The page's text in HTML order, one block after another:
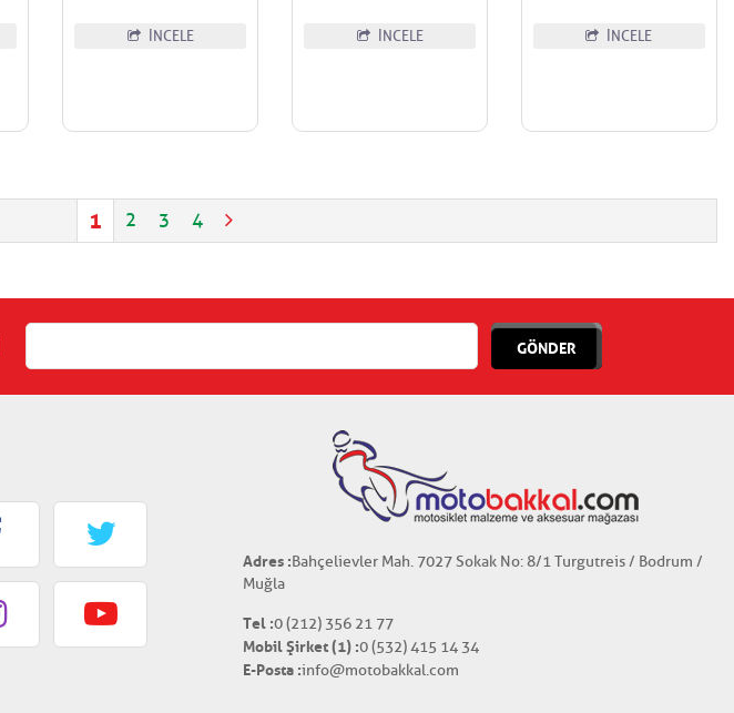
İNCELE İNCELE İNCELE
1 2 3 4
GÖNDER
Adres :Bahçelievler Mah. 7027 Sokak No: 8/1 Turgutreis / Bodrum /
Muğla
Tel :0 (212) 356 21 77
Mobil Şirket (1) :0 (532) 415 14 34
E-Posta :info@motobakkal.com